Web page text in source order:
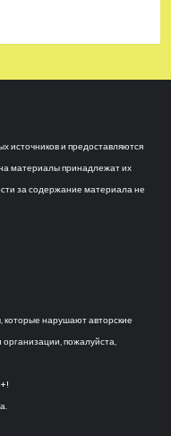
источников и предоставляются
материалы принадлежат их
за содержание материала не
нарушают авторские
пожалуйста,